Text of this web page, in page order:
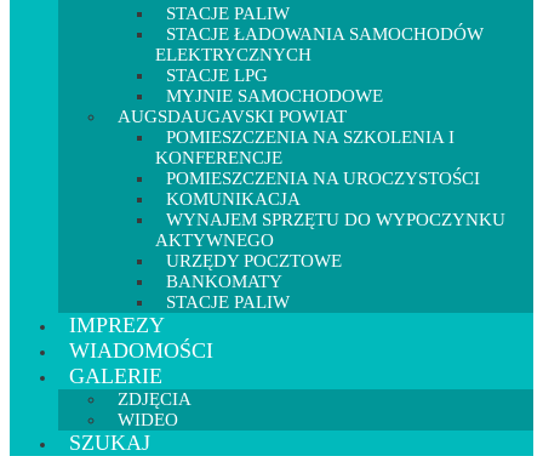
STACJE PALIW
STACJE ŁADOWANIA SAMOCHODÓW
ELEKTRYCZNYCH
STACJE LPG
MYJNIE SAMOCHODOWE
AUGSDAUGAVSKI POWIAT
POMIESZCZENIA NA SZKOLENIA I
KONFERENCJE
POMIESZCZENIA NA UROCZYSTOŚCI
KOMUNIKACJA
WYNAJEM SPRZĘTU DO WYPOCZYNKU
AKTYWNEGO
URZĘDY POCZTOWE
BANKOMATY
STACJE PALIW
IMPREZY
WIADOMOŚCI
GALERIE
ZDJĘCIA
WIDEO
SZUKAJ